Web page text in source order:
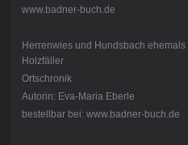
www.badner-buch.de
Herrenwies und Hundsbach
Holzfäller
Ortschronik
Autorin: Eva-Maria Eberle
bestellbar bei: www.badner-buch.de